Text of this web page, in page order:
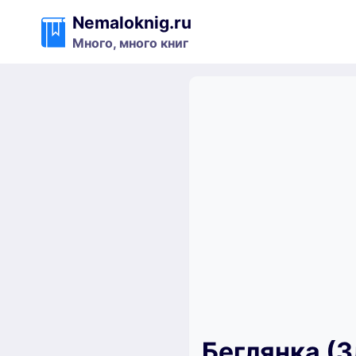
содержимому
Nemaloknig.ru
Много, много книг